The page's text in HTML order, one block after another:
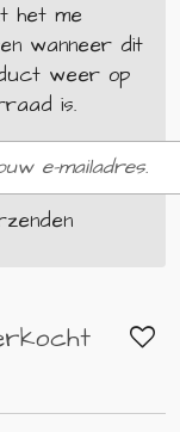
het me
wanneer dit
weer op
is.